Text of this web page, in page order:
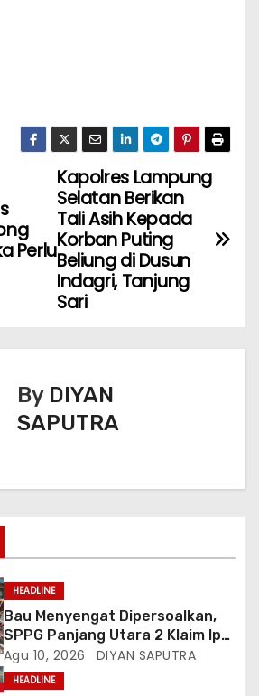
Kapolres Lampung
Selatan Berikan
Tali Asih Kepada
Korban Puting
Beliung di Dusun
Indagri, Tanjung
Sari
Perlu
By DIYAN
SAPUTRA
HEADLINE
Bau Menyengat Dipersoalkan,
SPPG Panjang Utara 2 Klaim Ipal
Bagus, Warga: Jangan Buang
Limbah Ke Drainase Kami
Agu 10, 2026 DIYAN SAPUTRA
HEADLINE